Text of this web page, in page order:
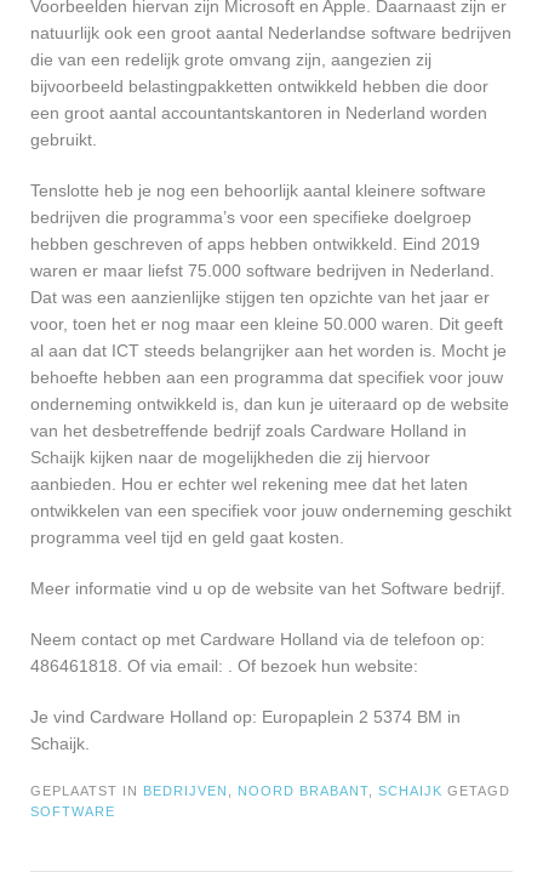
Voorbeelden hiervan zijn Microsoft en Apple. Daarnaast zijn er
natuurlijk ook een groot aantal Nederlandse software bedrijven
die van een redelijk grote omvang zijn, aangezien zij
bijvoorbeeld belastingpakketten ontwikkeld hebben die door
een groot aantal accountantskantoren in Nederland worden
gebruikt.
Tenslotte heb je nog een behoorlijk aantal kleinere software
bedrijven die programma’s voor een specifieke doelgroep
hebben geschreven of apps hebben ontwikkeld. Eind 2019
waren er maar liefst 75.000 software bedrijven in Nederland.
Dat was een aanzienlijke stijgen ten opzichte van het jaar er
voor, toen het er nog maar een kleine 50.000 waren. Dit geeft
al aan dat ICT steeds belangrijker aan het worden is. Mocht je
behoefte hebben aan een programma dat specifiek voor jouw
onderneming ontwikkeld is, dan kun je uiteraard op de website
van het desbetreffende bedrijf zoals Cardware Holland in
Schaijk kijken naar de mogelijkheden die zij hiervoor
aanbieden. Hou er echter wel rekening mee dat het laten
ontwikkelen van een specifiek voor jouw onderneming geschikt
programma veel tijd en geld gaat kosten.
Meer informatie vind u op de website van het Software bedrijf.
Neem contact op met Cardware Holland via de telefoon op:
486461818. Of via email:
. Of bezoek hun website:
Je vind Cardware Holland op: Europaplein 2 5374 BM in
Schaijk.
GEPLAATST IN BEDRIJVEN NOORD BRABANT SCHAIJK GETAGD
SOFTWARE